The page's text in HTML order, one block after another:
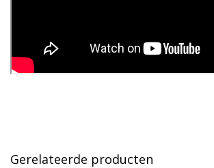
Gerelateerde producten